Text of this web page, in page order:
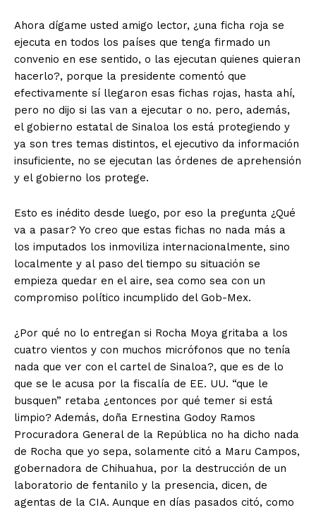
Ahora dígame usted amigo lector, ¿una ficha roja se
ejecuta en todos los países que tenga firmado un
convenio en ese sentido, o las ejecutan quienes quieran
hacerlo?, porque la presidente comentó que
efectivamente sí llegaron esas fichas rojas, hasta ahí,
pero no dijo si las van a ejecutar o no. pero, además,
el gobierno estatal de Sinaloa los está protegiendo y
ya son tres temas distintos, el ejecutivo da información
insuficiente, no se ejecutan las órdenes de aprehensión
y el gobierno los protege.
Esto es inédito desde luego, por eso la pregunta ¿Qué
va a pasar? Yo creo que estas fichas no nada más a
los imputados los inmoviliza internacionalmente, sino
localmente y al paso del tiempo su situación se
empieza quedar en el aire, sea como sea con un
compromiso político incumplido del Gob-Mex.
¿Por qué no lo entregan si Rocha Moya gritaba a los
cuatro vientos y con muchos micrófonos que no tenía
nada que ver con el cartel de Sinaloa?, que es de lo
que se le acusa por la fiscalía de EE. UU. “que le
busquen” retaba ¿entonces por qué temer si está
limpio? Además, doña Ernestina Godoy Ramos
Procuradora General de la República no ha dicho nada
de Rocha que yo sepa, solamente citó a Maru Campos,
gobernadora de Chihuahua, por la destrucción de un
laboratorio de fentanilo y la presencia, dicen, de
agentas de la CIA. Aunque en días pasados citó, como